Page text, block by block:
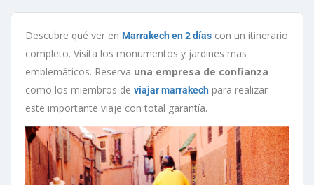
Descubre qué ver en Marrakech en 2 días con un itinerario
completo. Visita los monumentos y jardines mas
emblemáticos. Reserva una empresa de confianza
como los miembros de viajar marrakech para realizar
este importante viaje con total garantía.